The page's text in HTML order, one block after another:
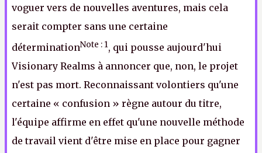
voguer vers de nouvelles aventures, mais cela
serait compter sans une certaine
déterminationNote : 1, qui pousse aujourd'hui
Visionary Realms à annoncer que, non, le projet
n'est pas mort. Reconnaissant volontiers qu'une
certaine « confusion » règne autour du titre,
l'équipe affirme en effet qu'une nouvelle méthode
de travail vient d'être mise en place pour gagner